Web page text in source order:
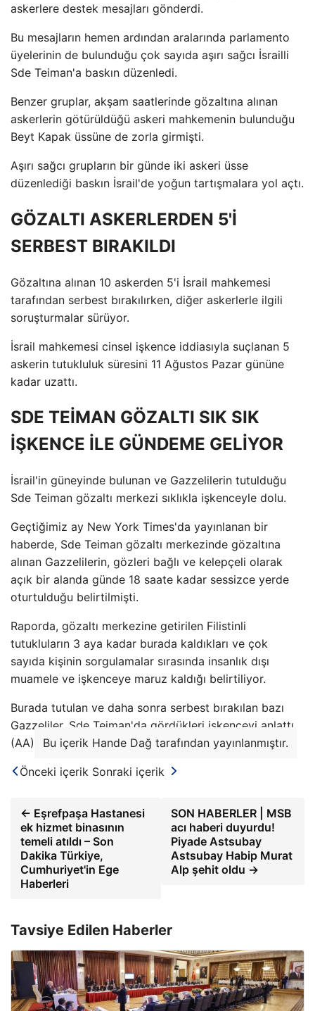
askerlere destek mesajları gönderdi.
Bu mesajların hemen ardından aralarında parlamento
üyelerinin de bulunduğu çok sayıda aşırı sağcı İsrailli
Sde Teiman'a baskın düzenledi.
Benzer gruplar, akşam saatlerinde gözaltına alınan
askerlerin götürüldüğü askeri mahkemenin bulunduğu
Beyt Kapak üssüne de zorla girmişti.
Aşırı sağcı grupların bir günde iki askeri üsse
düzenlediği baskın İsrail'de yoğun tartışmalara yol açtı.
GÖZALTI ASKERLERDEN 5'İ
SERBEST BIRAKILDI
Gözaltına alınan 10 askerden 5'i İsrail mahkemesi
tarafından serbest bırakılırken, diğer askerlerle ilgili
soruşturmalar sürüyor.
İsrail mahkemesi cinsel işkence iddiasıyla suçlanan 5
askerin tutukluluk süresini 11 Ağustos Pazar gününe
kadar uzattı.
SDE TEİMAN GÖZALTI SIK SIK
İŞKENCE İLE GÜNDEME GELİYOR
İsrail'in güneyinde bulunan ve Gazzelilerin tutulduğu
Sde Teiman gözaltı merkezi sıklıkla işkenceyle dolu.
Geçtiğimiz ay New York Times'da yayınlanan bir
haberde, Sde Teiman gözaltı merkezinde gözaltına
alınan Gazzelilerin, gözleri bağlı ve kelepçeli olarak
açık bir alanda günde 18 saate kadar sessizce yerde
oturtulduğu belirtilmişti.
Raporda, gözaltı merkezine getirilen Filistinli
tutukluların 3 aya kadar burada kaldıkları ve çok
sayıda kişinin sorgulamalar sırasında insanlık dışı
muamele ve işkenceye maruz kaldığı belirtiliyor.
Burada tutulan ve daha sonra serbest bırakılan bazı
Gazzeliler, Sde Teiman'da gördükleri işkenceyi anlattı.
(AA)
Bu içerik Hande Dağ tarafından yayınlanmıştır.
Önceki içerik Sonraki içerik
← Eşrefpaşa Hastanesi
ek hizmet binasının
temeli atıldı – Son
Dakika Türkiye,
Cumhuriyet'in Ege
Haberleri
SON HABERLER | MSB
acı haberi duyurdu!
Piyade Astsubay
Astsubay Habip Murat
Alp şehit oldu →
Tavsiye Edilen Haberler